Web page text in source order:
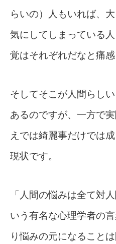
らいの）人もいれば、
気にしてしまっている
覚はそれぞれだなと痛感
そしてそこが人間らし
あるのですが、一方で
えでは綺麗事だけでは
現状です。
「人間の悩みは全て対
いう有名な心理学者の
り悩みの元になること